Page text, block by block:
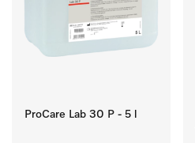
ProCare Lab 30 P - 5 l